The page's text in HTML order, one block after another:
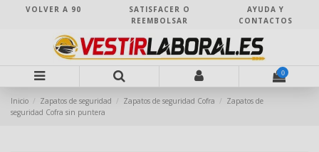
VOLVER A 90
SATISFACER O
REEMBOLSAR
AYUDA Y
CONTACTOS
0
Inicio Zapatos de seguridad Zapatos de seguridad Cofra
Zapatos de
seguridad Cofra sin puntera